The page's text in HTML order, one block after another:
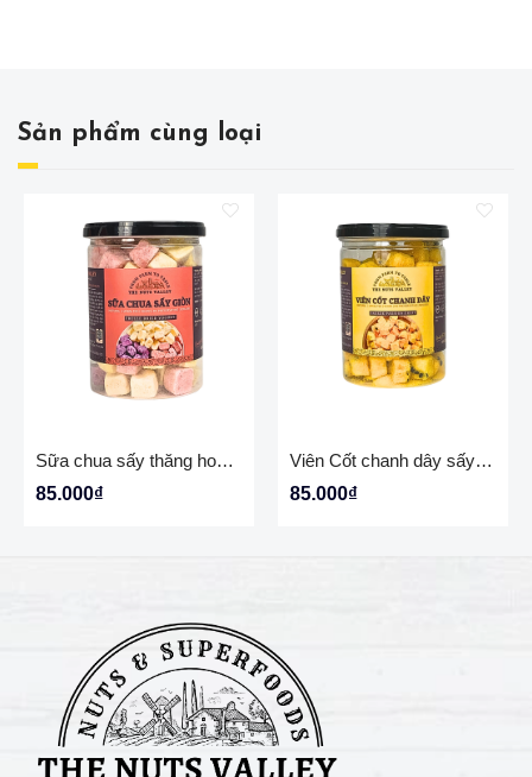
Sản phẩm cùng loại
Sữa chua sấy thăng hoa -Freeze dried yogurt 150gr
85.000₫
Viên Cốt chanh dây sấy - FREEZE PASSION FRUIT 150gr
85.000₫